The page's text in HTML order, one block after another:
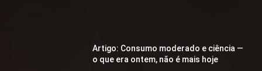
Artigo: Consumo moderado e ciência —
o que era ontem, não é mais hoje